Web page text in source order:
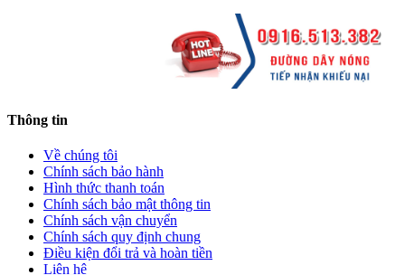
Thông tin
Về chúng tôi
Chính sách bảo hành
Hình thức thanh toán
Chính sách bảo mật thông tin
Chính sách vận chuyển
Chính sách quy định chung
Điều kiện đổi trả và hoàn tiền
Liên hệ